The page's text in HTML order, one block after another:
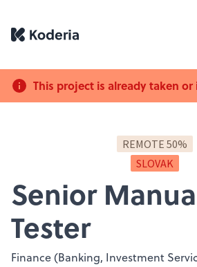
This project is already taken
REMOTE 50%
SLOVAK
Senior
Tester
Finance (Banking, Investment